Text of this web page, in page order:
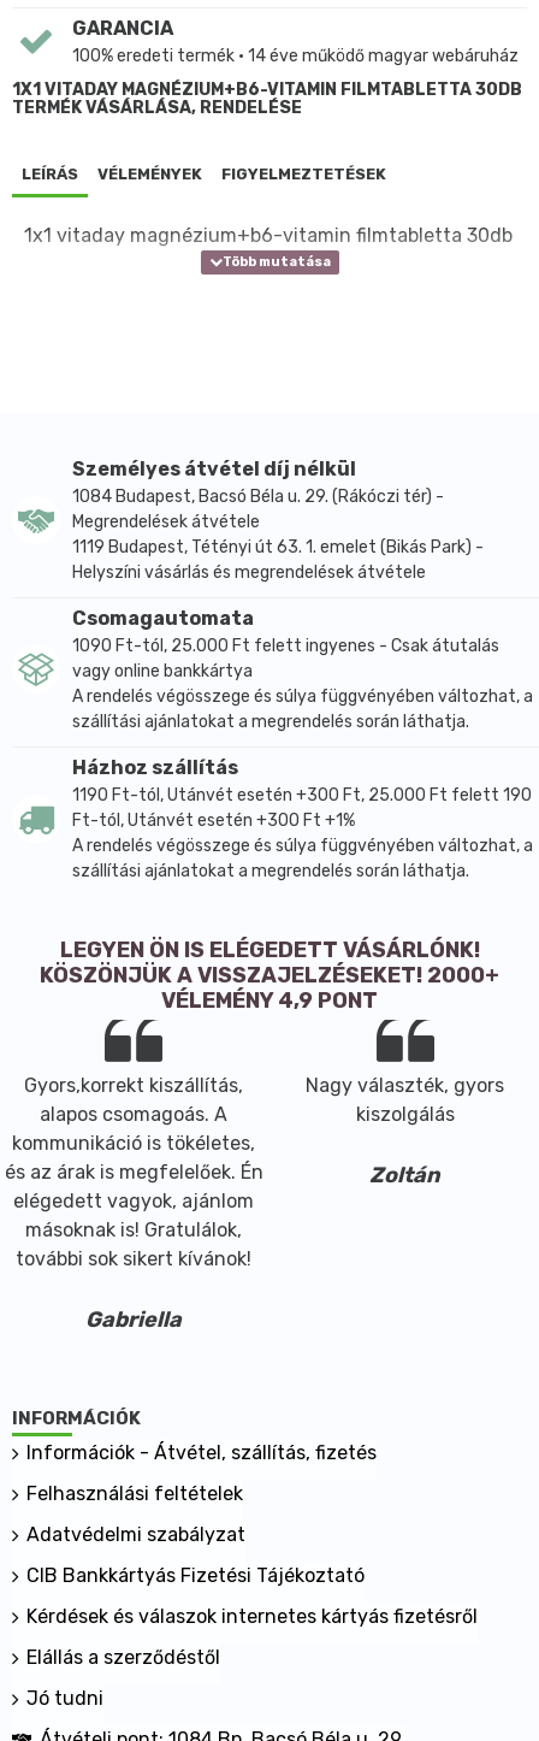
GARANCIA
100% eredeti termék • 14 éve működő magyar webáruház
1X1 VITADAY MAGNÉZIUM+B6-VITAMIN FILMTABLETTA 30DB
TERMÉK VÁSÁRLÁSA, RENDELÉSE
LEÍRÁS VÉLEMÉNYEK FIGYELMEZTETÉSEK
1x1 vitaday magnézium+b6-vitamin filmtabletta 30db
Személyes átvétel díj nélkül
1084 Budapest, Bacsó Béla u. 29. (Rákóczi tér) -
Megrendelések átvétele
1119 Budapest, Tétényi út 63. 1. emelet (Bikás Park) -
Helyszíni vásárlás és megrendelések átvétele
Csomagautomata
1090 Ft-tól, 25.000 Ft felett ingyenes - Csak átutalás
vagy online bankkártya
A rendelés végösszege és súlya függvényében változhat, a
szállítási ajánlatokat a megrendelés során láthatja.
Házhoz szállítás
1190 Ft-tól, Utánvét esetén +300 Ft, 25.000 Ft felett 190
Ft-tól, Utánvét esetén +300 Ft +1%
A rendelés végösszege és súlya függvényében változhat, a
szállítási ajánlatokat a megrendelés során láthatja.
LEGYEN ÖN IS ELÉGEDETT VÁSÁRLÓNK!
KÖSZÖNJÜK A VISSZAJELZÉSEKET! 2000+
VÉLEMÉNY 4,9 PONT
Gyors,korrekt kiszállítás,
alapos csomagoás. A
kommunikáció is tökéletes,
és az árak is megfelelőek. Én
elégedett vagyok, ajánlom
másoknak is! Gratulálok,
további sok sikert kívánok!
Gabriella
Nagy választék, gyors
kiszolgálás
Zoltán
INFORMÁCIÓK
Információk - Átvétel, szállítás, fizetés
Felhasználási feltételek
Adatvédelmi szabályzat
CIB Bankkártyás Fizetési Tájékoztató
Kérdések és válaszok internetes kártyás fizetésről
Elállás a szerződéstől
Jó tudni